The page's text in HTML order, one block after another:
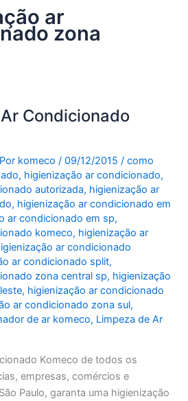
ar
zona
Condicionado
komeco/09/12/2015 /como
, higienização ar condicionado,
autorizada, higienização ar
, higienização ar condicionado em
ar condicionado em sp,
komeco, higienização ar
ar condicionado
ar condicionado split,
zona central sp, higienização
, higienização ar condicionado
ar condicionado zona sul,
de ar komeco, Limpeza de Ar
Komeco de todos os
empresas, comércios e
Paulo, garanta uma higienização